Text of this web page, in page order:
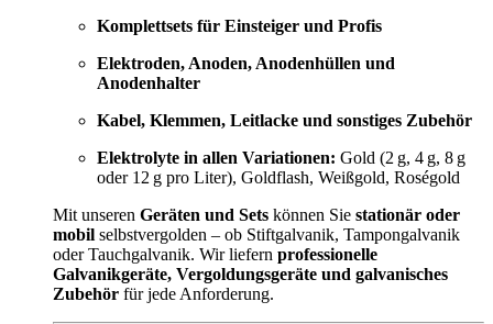
Komplettsets für Einsteiger und Profis
Elektroden, Anoden, Anodenhüllen und
Anodenhalter
Kabel, Klemmen, Leitlacke und sonstiges Zubehör
Elektrolyte in allen Variationen: Gold (2 g, 4 g, 8 g
oder 12 g pro Liter), Goldflash, Weißgold, Roségold
Mit unseren Geräten und Sets können Sie stationär oder
mobil selbstvergolden – ob Stiftgalvanik, Tampongalvanik
oder Tauchgalvanik. Wir liefern professionelle
Galvanikgeräte, Vergoldungsgeräte und galvanisches
Zubehör für jede Anforderung.